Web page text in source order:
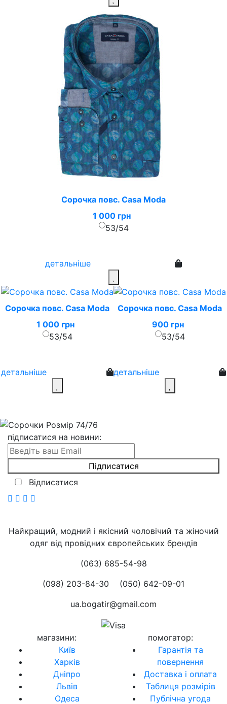
Сорочка повс. Casa Moda
1 000 грн
53/54
детальніше
Сорочка повс. Casa Moda
1 000 грн
53/54
детальніше
Сорочка повс. Casa Moda
900 грн
53/54
детальніше
підписатися на новини:
Відписатися
Найкращий, модний і якісний чоловічий та жіночий
одяг від провідних європейських брендів
(063) 685-54-98
(098) 203-84-30
(050) 642-09-01
ua.bogatir@gmail.com
магазини:
Київ
Харків
Дніпро
Львів
Одеса
помогатор:
Гарантія та
повернення
Доставка і оплата
Таблиця розмірів
Публічна угода